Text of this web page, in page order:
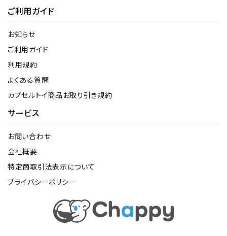
ご利用ガイド
お知らせ
ご利用ガイド
利用規約
よくある質問
カプセルトイ商品お取り引き規約
サービス
お問い合わせ
会社概要
特定商取引法表示について
プライバシーポリシー